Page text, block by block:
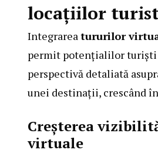
locațiilor
Integrarea tururilor
permit potențialilor turiști
perspectivă detaliată
unei destinații, crescând
Creșterea
virtuale